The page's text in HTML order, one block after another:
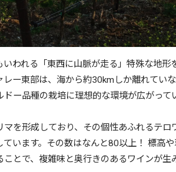
われる「東西に山脈が走る」特殊な地形
ー東部は、海から約30kmしか離れてい
ー品種の栽培に理想的な環境が広がって
を形成しており、その個性あふれるテロ
います。その数はなんと80以上！ 標高
とで、複雑味と奥行きのあるワインが生